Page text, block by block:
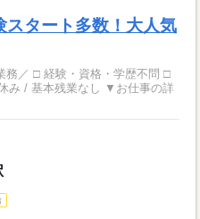
タート多数！大人気
不問 □
残業なし ▼お仕事の詳